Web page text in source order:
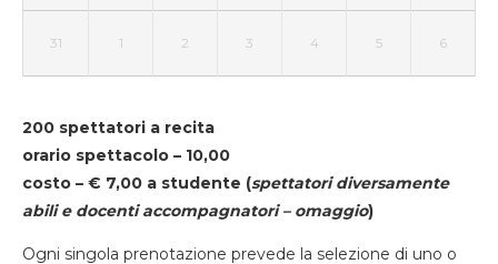
31 1 2 3 4 5 6
200 spettatori a recita
orario spettacolo – 10,00
costo – € 7,00 a studente (spettatori diversamente
abili e docenti accompagnatori – omaggio)
Ogni singola prenotazione prevede la selezione di uno o